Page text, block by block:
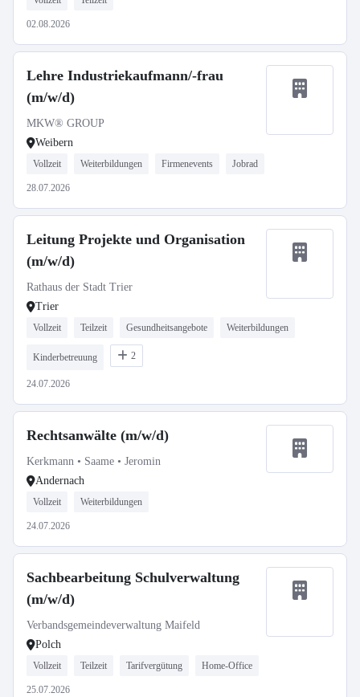
02.08.2026
Lehre Industriekaufmann/-frau
(m/w/d)
MKW® GROUP
Weibern
Vollzeit Weiterbildungen Firmenevents Jobrad
28.07.2026
Leitung Projekte und Organisation
(m/w/d)
Rathaus der Stadt Trier
Trier
Vollzeit Teilzeit Gesundheitsangebote Weiterbildungen
Kinderbetreuung 2
24.07.2026
Rechtsanwälte (m/w/d)
Kerkmann • Saame • Jeromin
Andernach
Vollzeit Weiterbildungen
24.07.2026
Sachbearbeitung Schulverwaltung
(m/w/d)
Verbandsgemeindeverwaltung Maifeld
Polch
Vollzeit Teilzeit Tarifvergütung Home-Office
25.07.2026